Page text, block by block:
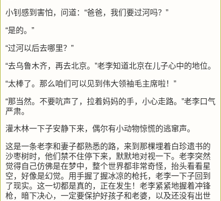
小钊感到害怕，问道：“爸爸，我们要过河吗？”
“是的。”
“过河以后去哪里？”
“去乌鲁木齐，再去北京。”老李知道北京在儿子心中的地位。
“太棒了。那么咱们可以见到伟大领袖毛主席啦！”
“那当然。不要吭声了，拉着妈妈的手，小心走路。”老李口气
严肃。
灌木林一下子安静下来，偶尔有小动物惊慌的逃窜声。
这是一条老李和妻子都熟悉的路，来到那棵埋着白珍遗书的
沙枣树时，他们禁不住停下来，默默地对视一下。老李突然
觉得自己仿佛是在梦中，整个世界都非常奇怪，抬头看看星
空，好像是幻觉。用手握了握冰凉的枪托，老李一下子回到
了现实。这一切都是真的，正在发生！老李紧紧地握着冲锋
枪，暗下决心，一定要保护好孩子和老婆，以及还没有出世